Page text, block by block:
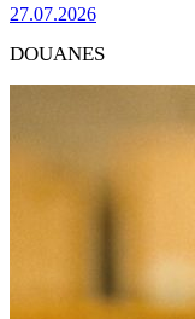
27.07.2026
DOUANES